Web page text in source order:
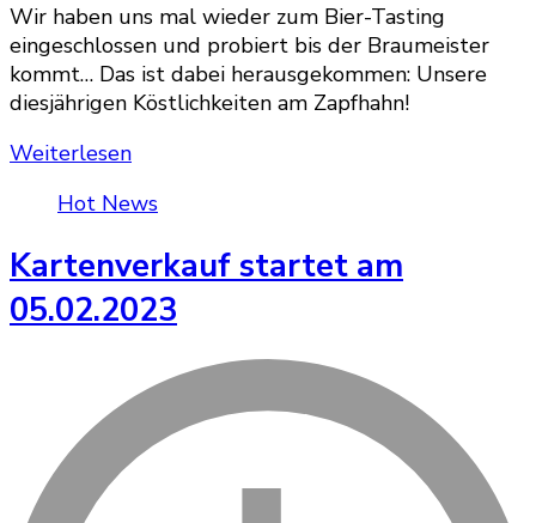
Biere
2023
Wir haben uns mal wieder zum Bier-Tasting
eingeschlossen und probiert bis der Braumeister
kommt… Das ist dabei herausgekommen: Unsere
diesjährigen Köstlichkeiten am Zapfhahn!
Weiterlesen
Hot News
Kartenverkauf startet am
05.02.2023